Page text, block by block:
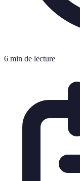
6 min de lecture